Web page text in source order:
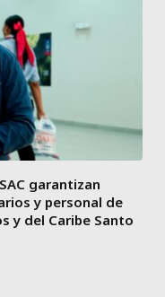
garantizan
y personal de
y del Caribe Santo